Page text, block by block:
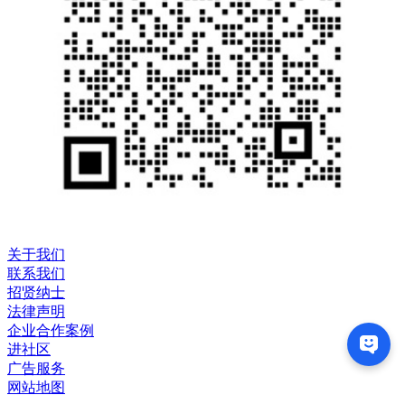
关于我们
联系我们
招贤纳士
法律声明
企业合作案例
进社区
广告服务
网站地图